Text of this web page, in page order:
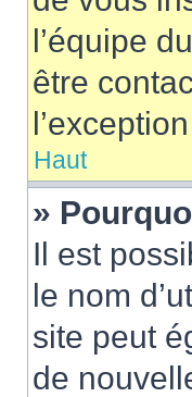
l’équipe
être
Haut
»
Il est
le nom
site peut
de